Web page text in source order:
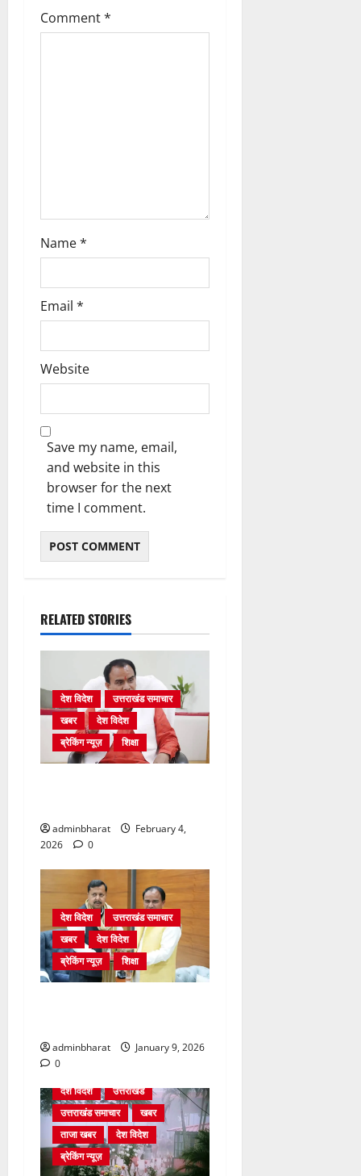
i
Comment*
Name*
Email *
Website
Save my name, email,
and website in this
browser for the next
time I comment.
RELATED STORIES
देश विदेश
उत्तराखंड समाचार
खबर
देश विदेश
ब्रेकिंग न्यूज़
शिक्षा
adminbharat
February 4,
2026
0
देश विदेश
उत्तराखंड समाचार
खबर
देश विदेश
ब्रेकिंग न्यूज़
शिक्षा
adminbharat
January 9, 2026
0
देश विदेश
उत्तराखंड
उत्तराखंड समाचार
खबर
ताजा खबर
देश विदेश
ब्रेकिंग न्यूज़